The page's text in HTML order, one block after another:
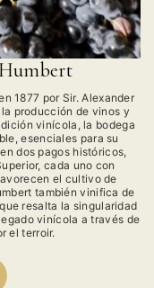
1877 por Sir. Alexander
producción de vinos y
vinícola, la bodega
esenciales para su
dos pagos históricos,
cada uno con
el cultivo de
también vinifica de
resalta la singularidad
vinícola a través de
el terroir.